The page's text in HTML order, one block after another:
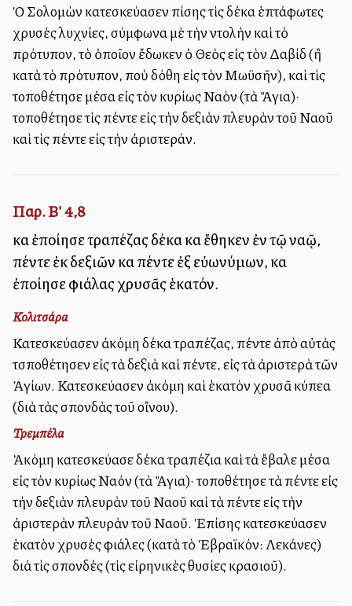
Ὁ Σολομὼν κατεσκεύασεν ἐπίσης τὶς δέκα ἑπτάφωτες
χρυσὲς λυχνίες, σύμφωνα μὲ τὴν ἐντολὴν καὶ τὸ
πρότυπον, τὸ ὁποῖον ἔδωκεν ὁ Θεὸς εἰς τὸν Δαβίδ (ἢ
κατὰ τὸ πρότυπον, ποὺ ἐδόθη εἰς τὸν Μωϋσῆν), καὶ τὶς
ἐτοποθέτησε μέσα εἰς τὸν κυρίως Ναὸν (τὰ Ἅγια)·
ἐτοποθέτησε τὶς πέντε εἰς τὴν δεξιὰν πλευρὰν τοῦ Ναοῦ
καὶ τὶς πέντε εἰς τὴν ἀριστεράν.
Παρ. Β' 4,8
καὶ ἐποίησε τραπέζας δέκα καὶ ἔθηκεν ἐν τῷ ναῷ,
πέντε ἐκ δεξιῶν καὶ πέντε ἐξ εὐωνύμων, καὶ
ἐποίησε φιάλας χρυσᾶς ἑκατόν.
Κολιτσάρα
Κατεσκεύασεν ἀκόμη δέκα τραπέζας, πέντε ἀπὸ αὐτὰς
ἐτσποθέτησεν εἰς τὰ δεξιὰ καὶ πέντε, εἰς τὰ ἀριστερὰ τῶν
Ἁγίων. Κατεσκεύασεν ἀκόμη καὶ ἑκατὸν χρυσᾶ κύπελλα
(διὰ τὰς σπονδὰς τοῦ οἴνου).
Τρεμπέλα
Ἀκόμη κατεσκεύασε δέκα τραπέζια καὶ τὰ ἔβαλε μέσα
εἰς τὸν κυρίως Ναόν (τὰ Ἅγια)· ἐτοποθέτησε τὰ πέντε εἰς
τὴν δεξιὰν πλευρὰν τοῦ Ναοῦ καὶ τὰ πέντε εἰς τὴν
ἀριστερὰν πλευρὰν τοῦ Ναοῦ. Ἐπίσης κατεσκεύασεν
ἑκατὸν χρυσὲς φιάλες (κατὰ τὸ Ἑβραϊκόν: Λεκάνες)
διὰ τὶς σπονδές (τὶς εἰρηνικὲς θυσίες κρασιοῦ).